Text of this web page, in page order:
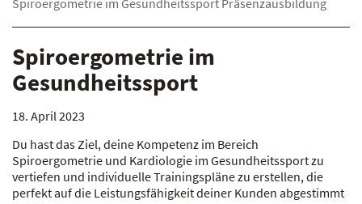
Spiroergometrie im Gesundheitssport Präsenzausbildung
Spiroergometrie im
Gesundheitssport
18. April 2023
Du hast das Ziel, deine Kompetenz im Bereich
Spiroergometrie und Kardiologie im Gesundheitssport zu
vertiefen und individuelle Trainingspläne zu erstellen, die
perfekt auf die Leistungsfähigkeit deiner Kunden abgestimmt